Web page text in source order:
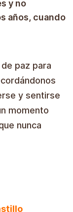
y no
años, cuando
paz para
y sentirse
momento
nunca